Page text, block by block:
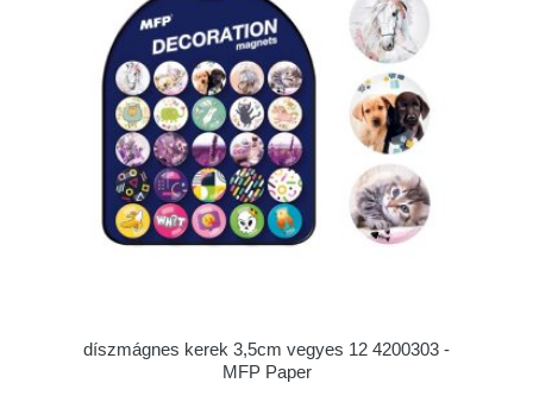
díszmágnes kerek 3,5cm vegyes 12 4200303 -
MFP Paper